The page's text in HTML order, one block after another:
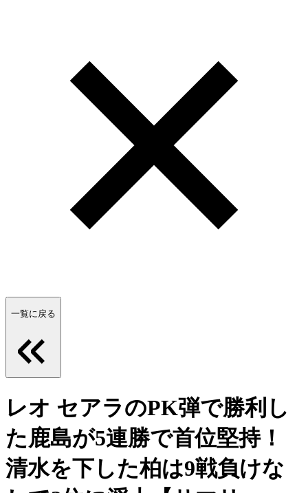
一覧に戻る
レオ セアラのPK弾で勝利し
た鹿島が5連勝で首位堅持！
清水を下した柏は9戦負けな